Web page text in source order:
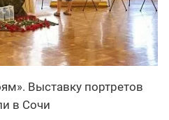
Выставку портретов
в Сочи